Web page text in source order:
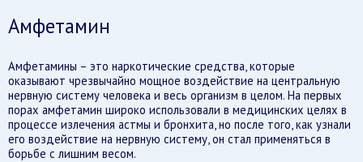
Амфетамин
Амфетамины – это наркотические средства, которые
оказывают чрезвычайно мощное воздействие на центральную
нервную систему человека и весь организм в целом. На первых
порах амфетамин широко использовали в медицинских целях в
процессе излечения астмы и бронхита, но после того, как узнали
его воздействие на нервную систему, он стал применяться в
борьбе с лишним весом.